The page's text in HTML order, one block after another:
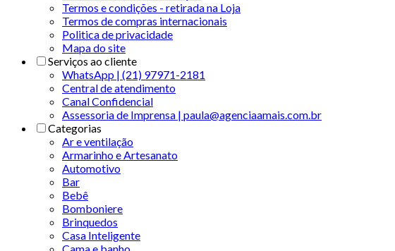
Termos e condições - retirada na Loja
Termos de compras internacionais
Politica de privacidade
Mapa do site
Serviços ao cliente
WhatsApp | (21) 97971-2181
Central de atendimento
Canal Confidencial
Assessoria de Imprensa | paula@agenciaamais.com.br
Categorias
Ar e ventilação
Armarinho e Artesanato
Automotivo
Bar
Bebê
Bomboniere
Brinquedos
Casa Inteligente